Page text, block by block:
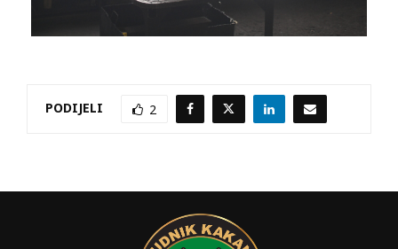
PODIJELI 2